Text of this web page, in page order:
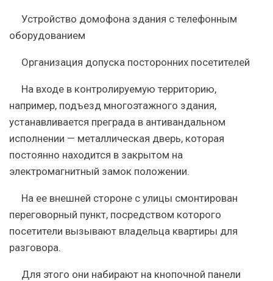
Устройство домофона здания с телефонным
оборудованием
Организация допуска посторонних посетителей
На входе в контролируемую территорию,
например, подъезд многоэтажного здания,
устанавливается преграда в антивандальном
исполнении — металлическая дверь, которая
постоянно находится в закрытом на
электромагнитный замок положении.
На ее внешней стороне с улицы смонтирован
переговорный пункт, посредством которого
посетители вызывают владельца квартиры для
разговора.
Для этого они набирают на кнопочной панели